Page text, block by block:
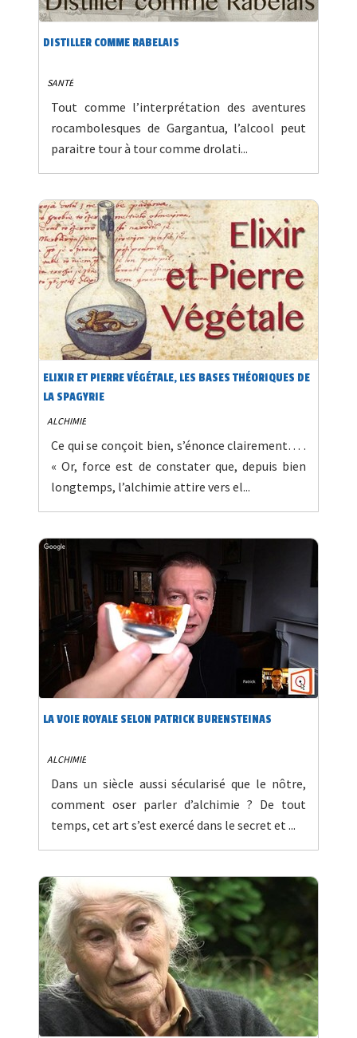
DISTILLER COMME RABELAIS
SANTÉ
Tout comme l’interprétation des aventures
rocambolesques de Gargantua, l’alcool peut
paraitre tour à tour comme drolati...
ELIXIR ET PIERRE VÉGÉTALE, LES BASES THÉORIQUES DE
LA SPAGYRIE
ALCHIMIE
Ce qui se conçoit bien, s’énonce clairement… .
« Or, force est de constater que, depuis bien
longtemps, l’alchimie attire vers el...
LA VOIE ROYALE SELON PATRICK BURENSTEINAS
ALCHIMIE
Dans un siècle aussi sécularisé que le nôtre,
comment oser parler d’alchimie ? De tout
temps, cet art s’est exercé dans le secret et ...